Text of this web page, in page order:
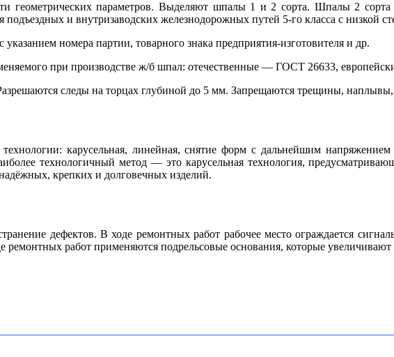
геометрических параметров. Выделяют шпалы 1 и 2 сорта. Шпалы 2
и внутризаводских железнодорожных путей 5-го класса с низкой
номера партии, товарного знака предприятия-изготовителя и др.
при производстве ж/б шпал: отечественные — ГОСТ 26633,
следы на торцах глубиной до 5 мм. Запрещаются трещины,
карусельная, линейная, снятие форм с дальнейшим
технологичный метод — это карусельная технология,
крепких и долговечных изделий.
дефектов. В ходе ремонтных работ рабочее место ограждается
работ применяются подрельсовые основания, которые увеличивают